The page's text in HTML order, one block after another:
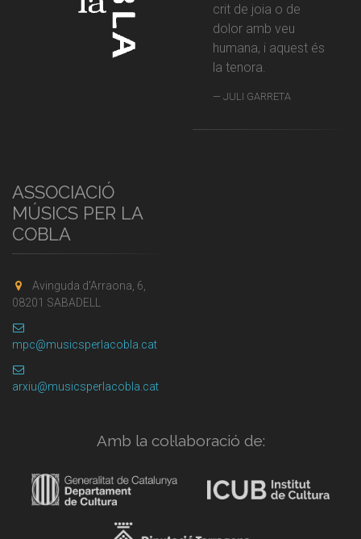
crit de joia o de
dolor amb veu
humana, i aquest és
la tenora.
JULI GARRETA
ASSOCIACIÓ
MÚSICS PER LA
COBLA
Avinguda d'Arraona, 6,
08201 SABADELL
mpc@musicsperlacobla.cat
arxiu@musicsperlacobla.cat
Amb la col·laboració de: